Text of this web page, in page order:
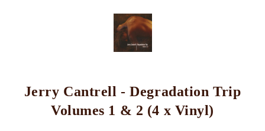
Jerry Cantrell - Degradation Trip
Volumes 1 & 2 (4 x Vinyl)